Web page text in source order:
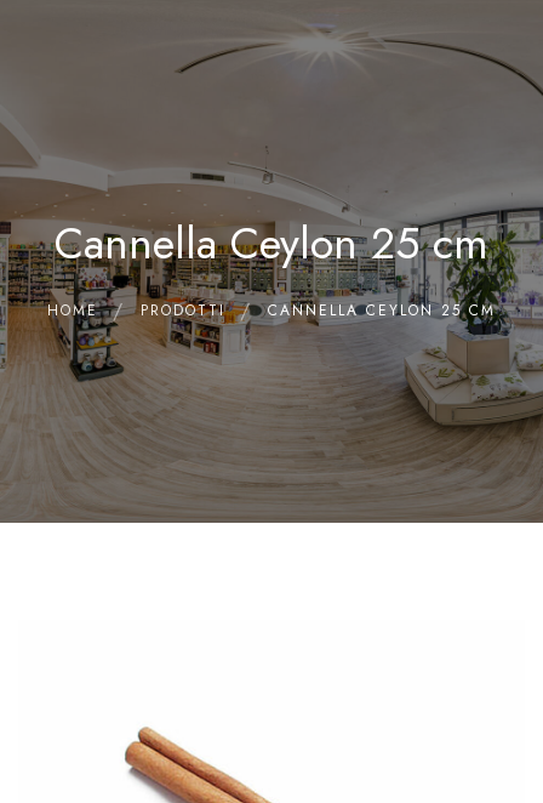
Home
Chi siamo
Il Laboratorio
Shop
Olii Essenziali
Contatti
Cannella Ceylon 25 cm
HOME PRODOTTI CANNELLA CEYLON 25 CM